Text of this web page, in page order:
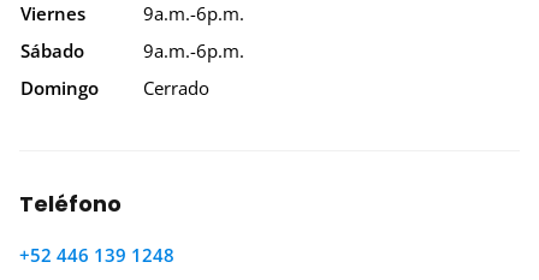
Viernes
9a.m.-6p.m.
Sábado
9a.m.-6p.m.
Domingo
Cerrado
Teléfono
+52 446 139 1248